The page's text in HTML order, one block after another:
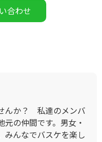
合わせ
んか？ 私達のメンバ
の仲間です。男女・
みんなでバスケを楽し